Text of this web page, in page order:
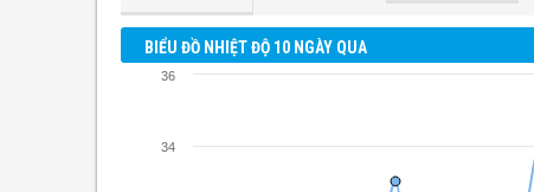
BIỂU ĐỒ NHIỆT ĐỘ 10 NGÀY QUA
34
36